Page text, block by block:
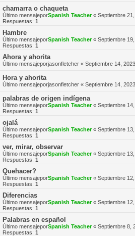
chamarra o chaqueta
Último mensajeporSpanish Teacher« Septiembre
Respuestas: 1
Hambre
Último mensajeporSpanish Teacher« Septiembre
Respuestas: 1
Ahora y ahorita
Último mensajeporjasonfletcher « Septiembre 14,
Hora y ahorita
Último mensajeporjasonfletcher « Septiembre 14,
palabras de origen indígena
Último mensajeporSpanish Teacher« Septiembre
Respuestas: 1
ojalá
Último mensajeporSpanish Teacher« Septiembre
Respuestas: 1
ver, mirar, observar
Último mensajeporSpanish Teacher« Septiembre
Respuestas: 1
Quehacer?
Último mensajeporSpanish Teacher« Septiembre
Respuestas: 1
Diferencias
Último mensajeporSpanish Teacher« Septiembre
Respuestas: 1
Palabras en español
Último mensajeporSpanish Teacher« Septiembre 8,
Respuestas: 1